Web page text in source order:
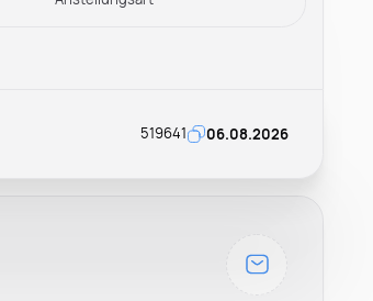
519641 06.08.2026